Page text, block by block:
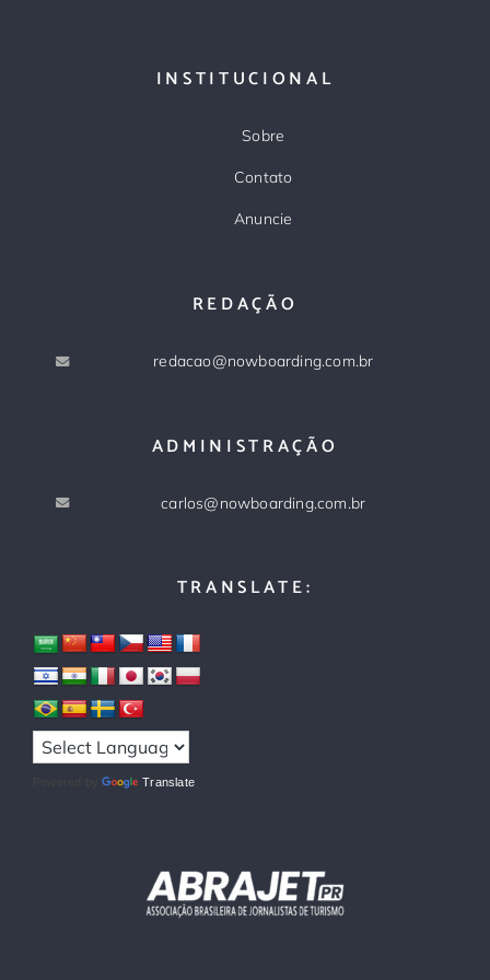
INSTITUCIONAL
Sobre
Contato
Anuncie
REDAÇÃO
redacao@nowboarding.com.br
ADMINISTRAÇÃO
carlos@nowboarding.com.br
TRANSLATE:
Powered by Translate